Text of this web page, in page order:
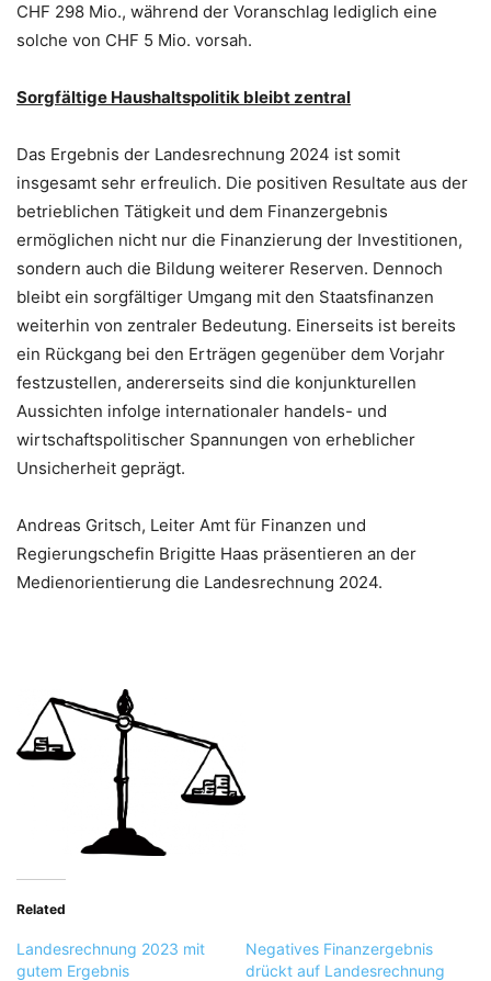
CHF 298 Mio., während der Voranschlag lediglich eine
solche von CHF 5 Mio. vorsah.
Sorgfältige Haushaltspolitik bleibt zentral
Das Ergebnis der Landesrechnung 2024 ist somit
insgesamt sehr erfreulich. Die positiven Resultate aus der
betrieblichen Tätigkeit und dem Finanzergebnis
ermöglichen nicht nur die Finanzierung der Investitionen,
sondern auch die Bildung weiterer Reserven. Dennoch
bleibt ein sorgfältiger Umgang mit den Staatsfinanzen
weiterhin von zentraler Bedeutung. Einerseits ist bereits
ein Rückgang bei den Erträgen gegenüber dem Vorjahr
festzustellen, andererseits sind die konjunkturellen
Aussichten infolge internationaler handels- und
wirtschaftspolitischer Spannungen von erheblicher
Unsicherheit geprägt.
Andreas Gritsch, Leiter Amt für Finanzen und
Regierungschefin Brigitte Haas präsentieren an der
Medienorientierung die Landesrechnung 2024.
Related
Landesrechnung 2023 mit
gutem Ergebnis
Negatives Finanzergebnis
drückt auf Landesrechnung